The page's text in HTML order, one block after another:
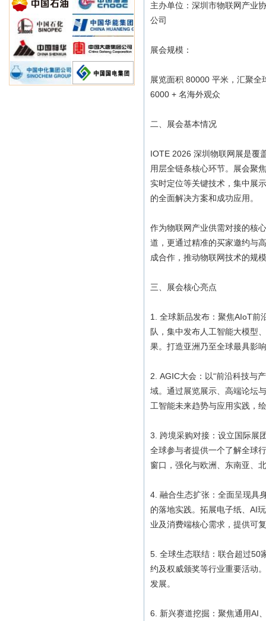
主办单位：深圳市物联网产业
公司
展会规模：
展览面积 80000 平米，汇聚
6000 + 名海外观众
二、展会基本情况
IOTE 2026 深圳物联网展是覆
用层全链条核心环节。展会聚
实时定位等关键技术，集中展
的全面解决方案和成功应用。
作为物联网产业供需对接的核
道，更通过精准的买家邀约与
成合作，推动物联网技术的规
三、展会核心亮点
1. 全球新品发布：聚焦AIoT前
队，集中发布人工智能大模型
果。打造亚洲乃至全球最具影
2. AGIC大会：以“前沿科技与
域。通过展览展示、高端论坛
工智能未来趋势与应用实践，
3. 跨境采购对接：设立国际展
全球参与者提供一个了解全球
窗口，强化与欧洲、东南亚、
4. 融合生态扩张：全面呈现具
的落地实践。拓展电子纸、AI
业及消费端核心需求，提供可
5. 全球生态联结：联合超过50
约及权威颁奖等行业重要活动
发展。
6. 新兴赛道挖掘：聚焦通用AI